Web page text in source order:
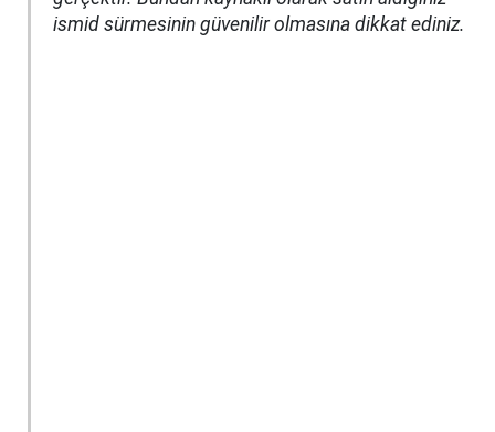
ismid sürmesinin güvenilir olmasına dikkat ediniz.